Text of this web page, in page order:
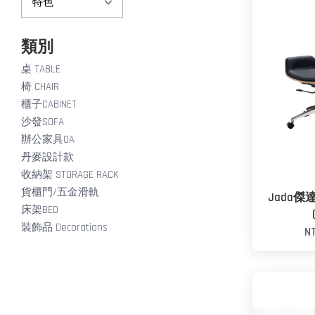
類別
桌 TABLE
椅 CHAIR
櫃子CABINET
沙發SOFA
辦公家具OA
丹麥設計款
收納架 STORAGE RACK
貨櫃門/五金滑軌
床架BED
裝飾品 Decorations
Jada傑